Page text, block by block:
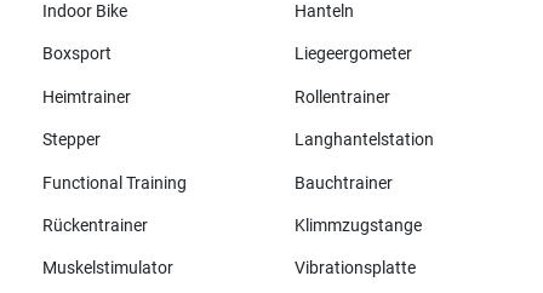
Indoor Bike Hanteln
Boxsport Liegeergometer
Heimtrainer Rollentrainer
Stepper Langhantelstation
Functional Training Bauchtrainer
Rückentrainer Klimmzugstange
Muskelstimulator Vibrationsplatte